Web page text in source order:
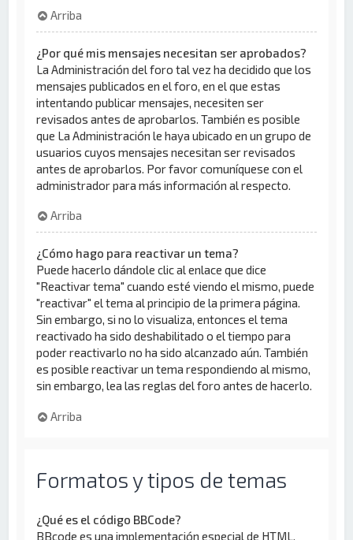
Arriba
¿Por qué mis mensajes necesitan ser aprobados?
La Administración del foro tal vez ha decidido que los
mensajes publicados en el foro, en el que estas
intentando publicar mensajes, necesiten ser
revisados antes de aprobarlos. También es posible
que La Administración le haya ubicado en un grupo de
usuarios cuyos mensajes necesitan ser revisados
antes de aprobarlos. Por favor comuníquese con el
administrador para más información al respecto.
Arriba
¿Cómo hago para reactivar un tema?
Puede hacerlo dándole clic al enlace que dice
"Reactivar tema" cuando esté viendo el mismo, puede
"reactivar" el tema al principio de la primera página.
Sin embargo, si no lo visualiza, entonces el tema
reactivado ha sido deshabilitado o el tiempo para
poder reactivarlo no ha sido alcanzado aún. También
es posible reactivar un tema respondiendo al mismo,
sin embargo, lea las reglas del foro antes de hacerlo.
Arriba
Formatos y tipos de temas
¿Qué es el código BBCode?
BBcode es una implementación especial de HTML,